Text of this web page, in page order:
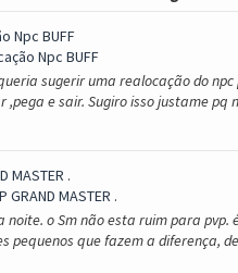
Npc BUFF
Npc BUFF
sugerir uma realocação do
,pega e sair. Sugiro isso justame
MASTER .
GRAND MASTER .
noite. o Sm não esta ruim para pvp.
pequenos que fazem a diferença,